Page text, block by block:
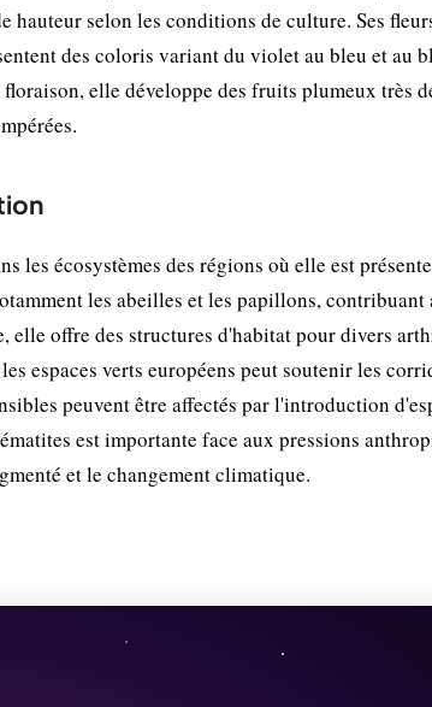
hauteur selon les conditions de culture. Ses
des coloris variant du violet au bleu et au
elle développe des fruits plumeux très
les écosystèmes des régions où elle est
les abeilles et les papillons, contribuant
offre des structures d'habitat pour divers
espaces verts européens peut soutenir les
peuvent être affectés par l'introduction
est importante face aux pressions
et le changement climatique.